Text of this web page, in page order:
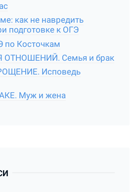
как не навредить
подготовке к ОГЭ
по Косточкам
Семья и брак
Исповедь
Муж и жена